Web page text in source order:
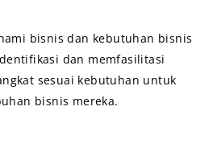
bisnis dan kebutuhan bisnis
dan memfasilitasi
sesuai kebutuhan untuk
bisnis mereka.